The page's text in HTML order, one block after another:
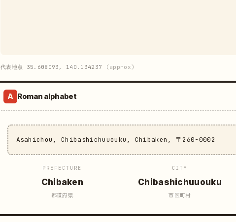
代表地点 35.608093, 140.134237 (approx)
A Roman alphabet
Asahichou, Chibashichuuouku, Chibaken, 〒260-0002
PREFECTURE
Chibaken
都道府県
CITY
Chibashichuuouku
市区町村